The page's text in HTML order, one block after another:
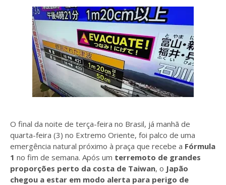
O final da noite de terça-feira no Brasil, já manhã de
quarta-feira (3) no Extremo Oriente, foi palco de uma
emergência natural próximo à praça que recebe a Fórmula
1 no fim de semana. Após um terremoto de grandes
proporções perto da costa de Taiwan, o Japão
chegou a estar em modo alerta para perigo de